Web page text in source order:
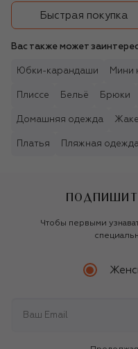
Быстрая покупка
Вас также может
Юбки-карандаши Мини
Плиссе Бельё Брюки
Домашняя одежда
Платья Пляжная
Чтобы первыми